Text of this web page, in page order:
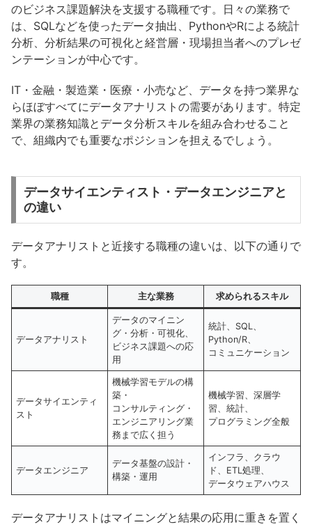
のビジネス課題解決を支援する職種です。日々の業務で
は、SQLなどを使ったデータ抽出、PythonやRによる統計
分析、分析結果の可視化と経営層・現場担当者へのプレゼ
ンテーションが中心です。
IT・金融・製造業・医療・小売など、データを持つ業界な
らほぼすべてにデータアナリストの需要があります。特定
業界の業務知識とデータ分析スキルを組み合わせること
で、組織内でも重要なポジションを担えるでしょう。
データサイエンティスト・データエンジニアと
の違い
データアナリストと近接する職種の違いは、以下の通りで
す。
職種 主な業務 求められるスキル
データアナリスト
データのマイニン
グ・分析・可視化、
ビジネス課題への応
用
統計、SQL、
Python/R、
コミュニケーション
データサイエンティ
スト
機械学習モデルの構
築・
コンサルティング・
エンジニアリング業
務まで広く担う
機械学習、深層学
習、統計、
プログラミング全般
データエンジニア
データ基盤の設計・
構築・運用
インフラ、クラウ
ド、ETL処理、
データウェアハウス
データアナリストはマイニングと結果の応用に重きを置く